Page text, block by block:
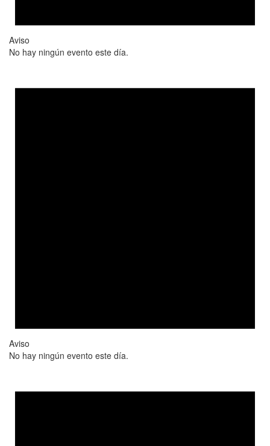
Aviso
No hay ningún evento este día.
Aviso
No hay ningún evento este día.